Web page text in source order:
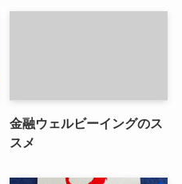
金融ウェルビーイングのス
スメ